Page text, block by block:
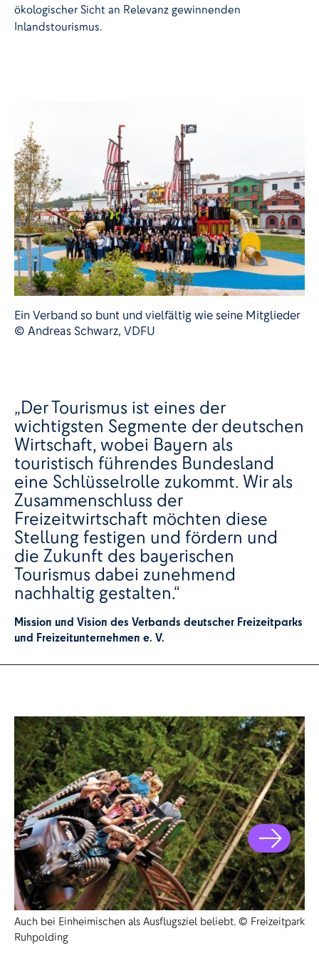
ökologischer Sicht an Relevanz gewinnenden
Inlandstourismus.
Ein Verband so bunt und vielfältig wie seine Mitglieder
© Andreas Schwarz, VDFU
„Der Tourismus ist eines der
wichtigsten Segmente der deutschen
Wirtschaft, wobei Bayern als
touristisch führendes Bundesland
eine Schlüsselrolle zukommt. Wir als
Zusammenschluss der
Freizeitwirtschaft möchten diese
Stellung festigen und fördern und
die Zukunft des bayerischen
Tourismus dabei zunehmend
nachhaltig gestalten.“
Mission und Vision des Verbands deutscher Freizeitparks
und Freizeitunternehmen e. V.
Auch bei Einheimischen als Ausflugsziel beliebt. © Freizeitpark
Ruhpolding